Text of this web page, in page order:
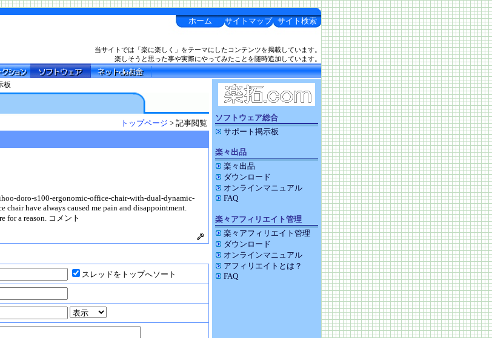
ホーム サイトマップ サイト検索
当サイトでは「楽に楽しく」をテーマにしたコンテンツを掲載しています。
楽しそうと思った事や実際にやってみたことを随時追加しています。
板
トップページ > 記事閲覧
doro-s100-ergonomic-office-chair-with-dual-dynamic-
chair have always caused me pain and disappointment.
for a reason. コメント
スレッドをトップへソート
ソフトウェア総合
サポート掲示板
楽々出品
楽々出品
ダウンロード
オンラインマニュアル
FAQ
楽々アフィリエイト管理
楽々アフィリエイト管理
ダウンロード
オンラインマニュアル
アフィリエイトとは？
FAQ